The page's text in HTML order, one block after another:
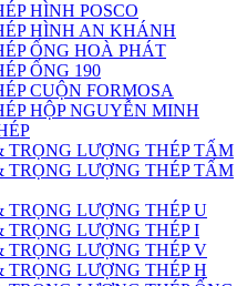
HÌNH POSCO
HÌNH AN KHÁNH
ỐNG HOÀ PHÁT
ỐNG 190
CUỘN FORMOSA
HỘP NGUYỄN MINH
TRỌNG LƯỢNG THÉP TẤM
TRỌNG LƯỢNG THÉP TẤM
TRỌNG LƯỢNG THÉP U
TRỌNG LƯỢNG THÉP I
TRỌNG LƯỢNG THÉP V
TRỌNG LƯỢNG THÉP H